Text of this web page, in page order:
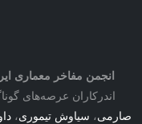
مفاخر معماری ایرانبه
عرصه‌های گوناگون
،سیاوش تیموری،داوید